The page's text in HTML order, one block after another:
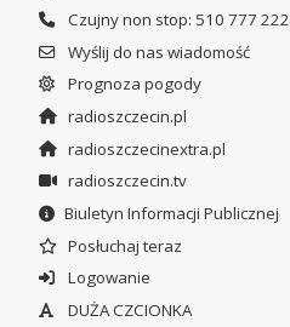
Czujny non stop: 510 777 222
Wyślij do nas wiadomość
Prognoza pogody
radioszczecin.pl
radioszczecinextra.pl
radioszczecin.tv
Biuletyn Informacji Publicznej
Posłuchaj teraz
Logowanie
DUŻA CZCIONKA